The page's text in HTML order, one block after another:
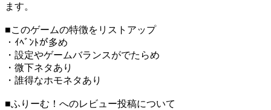
ます。
■このゲームの特徴をリストアップ
・ｲﾍﾞﾝﾄが多め
・設定やゲームバランスがでたらめ
・微下ネタあり
・誰得なホモネタあり
■ふりーむ！へのレビュー投稿について